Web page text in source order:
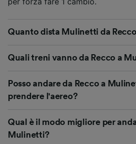
Quanto dista Mulinetti da
Quali treni vanno da Recco a
Posso andare da Recco a
prendere l'aereo?
Qual è il modo migliore per
Mulinetti?